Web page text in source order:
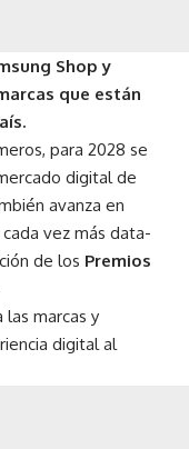
Shop y
que están
para 2028 se
digital de
avanza en
vez más data-
de los Premios
las marcas y
digital al